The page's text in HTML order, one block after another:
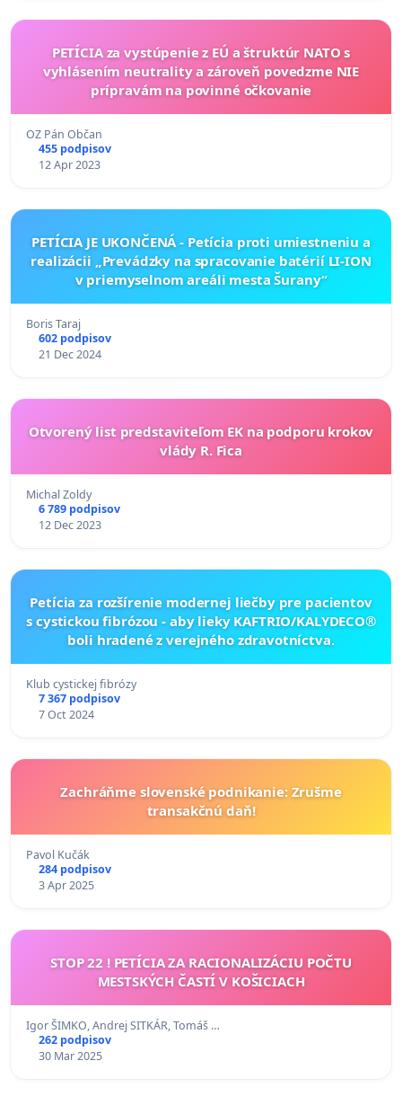
PETÍCIA za vystúpenie z EÚ a štruktúr NATO s
vyhlásením neutrality a zároveň povedzme NIE
prípravám na povinné očkovanie
OZ Pán Občan
455 podpisov
12 Apr 2023
PETÍCIA JE UKONČENÁ - Petícia proti umiestneniu a
realizácii „Prevádzky na spracovanie batérií LI-ION
v priemyselnom areáli mesta Šurany“
Boris Taraj
602 podpisov
21 Dec 2024
Otvorený list predstaviteľom EK na podporu krokov
vlády R. Fica
Michal Zoldy
6 789 podpisov
12 Dec 2023
Petícia za rozšírenie modernej liečby pre pacientov
s cystickou fibrózou - aby lieky KAFTRIO/KALYDECO®
boli hradené z verejného zdravotníctva.
Klub cystickej fibrózy
7 367 podpisov
7 Oct 2024
Zachráňme slovenské podnikanie: Zrušme
transakčnú daň!
Pavol Kučák
284 podpisov
3 Apr 2025
STOP 22 ! PETÍCIA ZA RACIONALIZÁCIU POČTU
MESTSKÝCH ČASTÍ V KOŠICIACH
Igor ŠIMKO, Andrej SITKÁR, Tomáš …
262 podpisov
30 Mar 2025